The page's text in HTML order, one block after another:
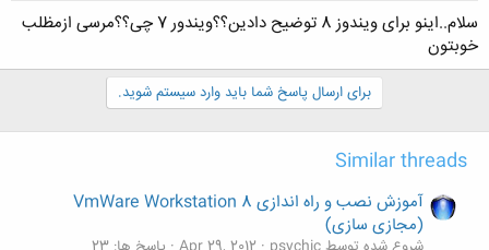
سلام..اینو برای ویندوز 8 توضیح دادین؟؟ویندور 7 چی؟؟مرسی ازمظلب
خوبتون
برای ارسال پاسخ شما باید وارد سیستم شوید.
Similar threads
آموزش نصب و راه اندازی VmWare Workstation 8
(مجازی سازی)